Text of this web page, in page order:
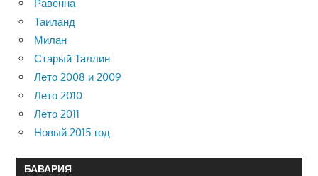
Равенна
Таиланд
Милан
Старый Таллин
Лето 2008 и 2009
Лето 2010
Лето 2011
Новый 2015 год
БАВАРИЯ